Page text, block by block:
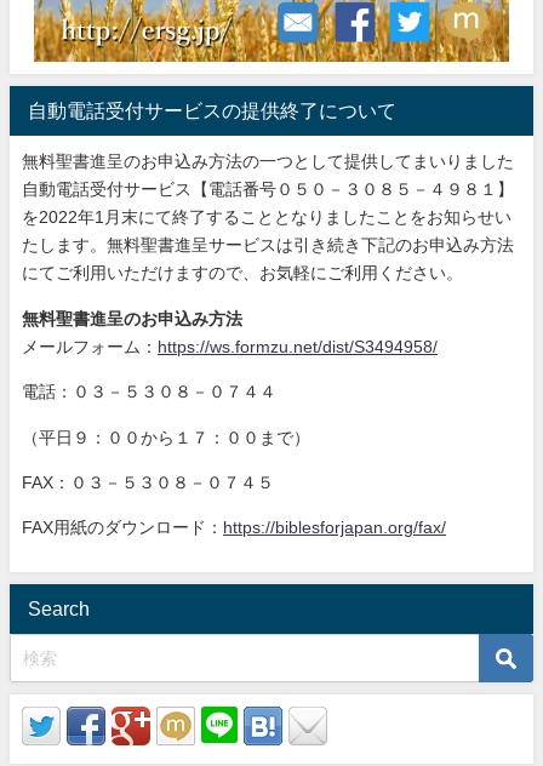
自動電話受付サービスの提供終了について
無料聖書進呈のお申込み方法の一つとして提供してまいりました
自動電話受付サービス【電話番号０５０－３０８５－４９８１】
を2022年1月末にて終了することとなりましたことをお知らせい
たします。無料聖書進呈サービスは引き続き下記のお申込み方法
にてご利用いただけますので、お気軽にご利用ください。
無料聖書進呈のお申込み方法
メールフォーム： https://ws.formzu.net/dist/S3494958/
電話：０３－５３０８－０７４４
（平日９：００から１７：００まで）
FAX：０３－５３０８－０７４５
FAX用紙のダウンロード： https://biblesforjapan.org/fax/
Search